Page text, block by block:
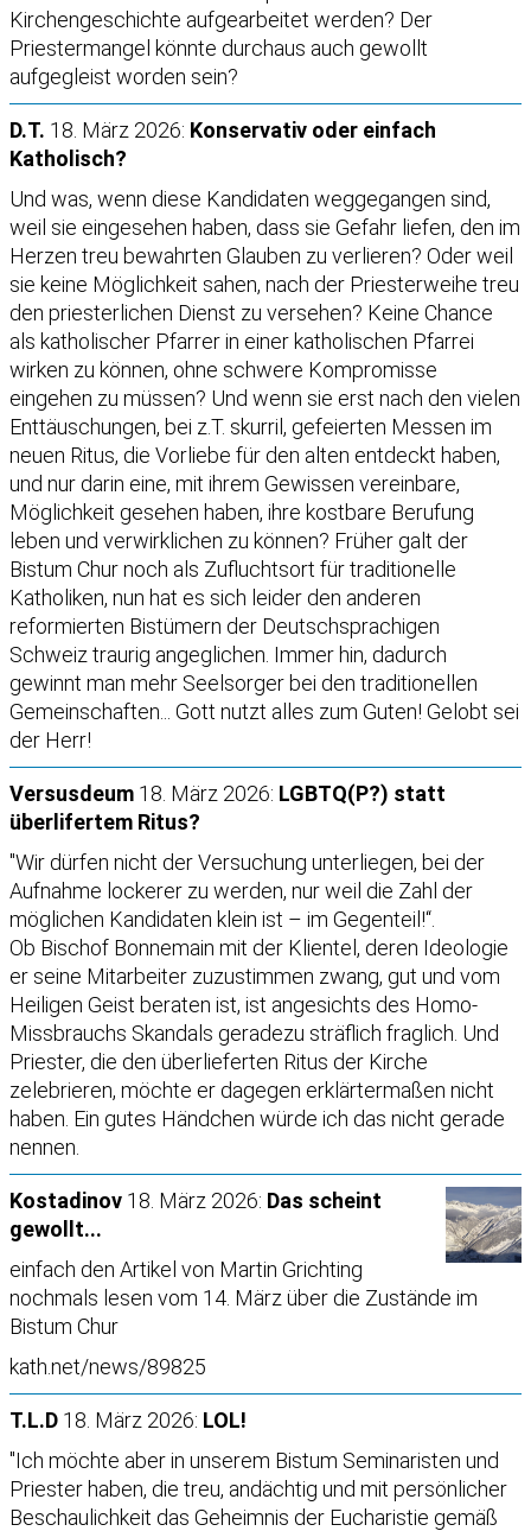
Kirchengeschichte aufgearbeitet werden? Der
Priestermangel könnte durchaus auch gewollt
aufgegleist worden sein?
D.T. 18. März 2026: Konservativ oder einfach
Katholisch?
Und was, wenn diese Kandidaten weggegangen sind,
weil sie eingesehen haben, dass sie Gefahr liefen, den im
Herzen treu bewahrten Glauben zu verlieren? Oder weil
sie keine Möglichkeit sahen, nach der Priesterweihe treu
den priesterlichen Dienst zu versehen? Keine Chance
als katholischer Pfarrer in einer katholischen Pfarrei
wirken zu können, ohne schwere Kompromisse
eingehen zu müssen? Und wenn sie erst nach den vielen
Enttäuschungen, bei z.T. skurril, gefeierten Messen im
neuen Ritus, die Vorliebe für den alten entdeckt haben,
und nur darin eine, mit ihrem Gewissen vereinbare,
Möglichkeit gesehen haben, ihre kostbare Berufung
leben und verwirklichen zu können? Früher galt der
Bistum Chur noch als Zufluchtsort für traditionelle
Katholiken, nun hat es sich leider den anderen
reformierten Bistümern der Deutschsprachigen
Schweiz traurig angeglichen. Immer hin, dadurch
gewinnt man mehr Seelsorger bei den traditionellen
Gemeinschaften... Gott nutzt alles zum Guten! Gelobt sei
der Herr!
Versusdeum 18. März 2026: LGBTQ(P?) statt
überlifertem Ritus?
"Wir dürfen nicht der Versuchung unterliegen, bei der
Aufnahme lockerer zu werden, nur weil die Zahl der
möglichen Kandidaten klein ist – im Gegenteil!“.
Ob Bischof Bonnemain mit der Klientel, deren Ideologie
er seine Mitarbeiter zuzustimmen zwang, gut und vom
Heiligen Geist beraten ist, ist angesichts des Homo-
Missbrauchs Skandals geradezu sträflich fraglich. Und
Priester, die den überlieferten Ritus der Kirche
zelebrieren, möchte er dagegen erklärtermaßen nicht
haben. Ein gutes Händchen würde ich das nicht gerade
nennen.
Kostadinov 18. März 2026: Das scheint
gewollt...
einfach den Artikel von Martin Grichting
nochmals lesen vom 14. März über die Zustände im
Bistum Chur
kath.net/news/89825
T.L.D 18. März 2026: LOL!
"Ich möchte aber in unserem Bistum Seminaristen und
Priester haben, die treu, andächtig und mit persönlicher
Beschaulichkeit das Geheimnis der Eucharistie gemäß